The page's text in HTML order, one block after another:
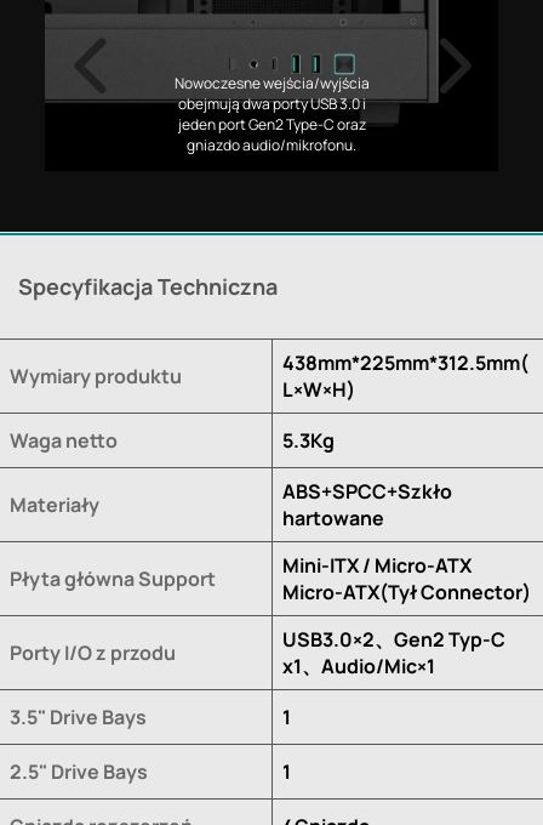
Nowoczesne wejścia/wyjścia
obejmują dwa porty USB 3.0 i
jeden port Gen2 Type-C oraz
gniazdo audio/mikrofonu.
Specyfikacja Techniczna
Wymiary produktu
438mm*225mm*312.5mm(
L×W×H)
Waga netto
5.3Kg
Materiały
ABS+SPCC+Szkło
hartowane
Płyta główna Support
Mini-ITX / Micro-ATX
Micro-ATX(Tył Connector)
Porty I/O z przodu
USB3.0×2、Gen2 Typ-C
x1、Audio/Mic×1
3.5" Drive Bays
1
2.5" Drive Bays 1